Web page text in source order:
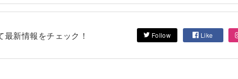
新情報をチェック！ Follow Like